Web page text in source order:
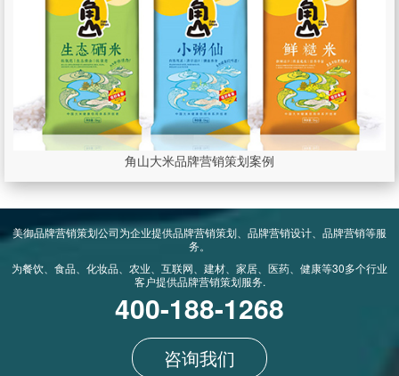
角山大米品牌营销策划案例
美御品牌营销策划公司为企业提供品牌营销策划、品牌营销设计、品牌营销等服
务。
为餐饮、食品、化妆品、农业、互联网、建材、家居、医药、健康等30多个行业
客户提供品牌营销策划服务.
400-188-1268
咨询我们